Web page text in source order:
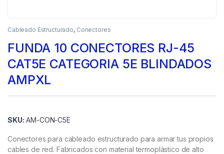
Cableado Estructurado, Conectores
FUNDA 10 CONECTORES RJ-45
CAT5E CATEGORIA 5E BLINDADOS
AMPXL
SKU: AM-CON-C5E
Conectores para cableado estructurado para armar tus propios
cables de red. Fabricados con material termoplástico de alto